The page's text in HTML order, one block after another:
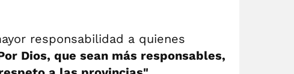
responsabilidad a quienes
Dios, que sean más responsables,